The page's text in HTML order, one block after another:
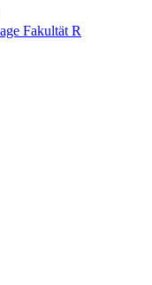
Fakultät R